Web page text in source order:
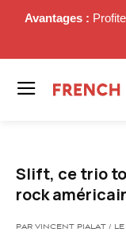
Avantages :
Slift, ce trio
rock
PAR VINCENT PIALAT /